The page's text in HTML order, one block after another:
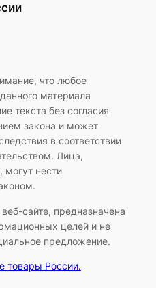
что любое
материала
текста без согласия
закона и может
в соответствии
Лица,
нести
сайте, предназначена
целей и не
предложение.
товары России.